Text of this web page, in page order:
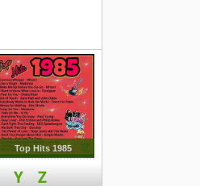
Top Hits 1985
Y Z